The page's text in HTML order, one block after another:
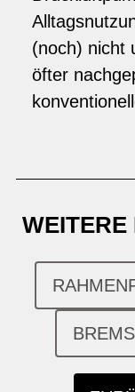
(noch) nicht
öfter
WEITERE